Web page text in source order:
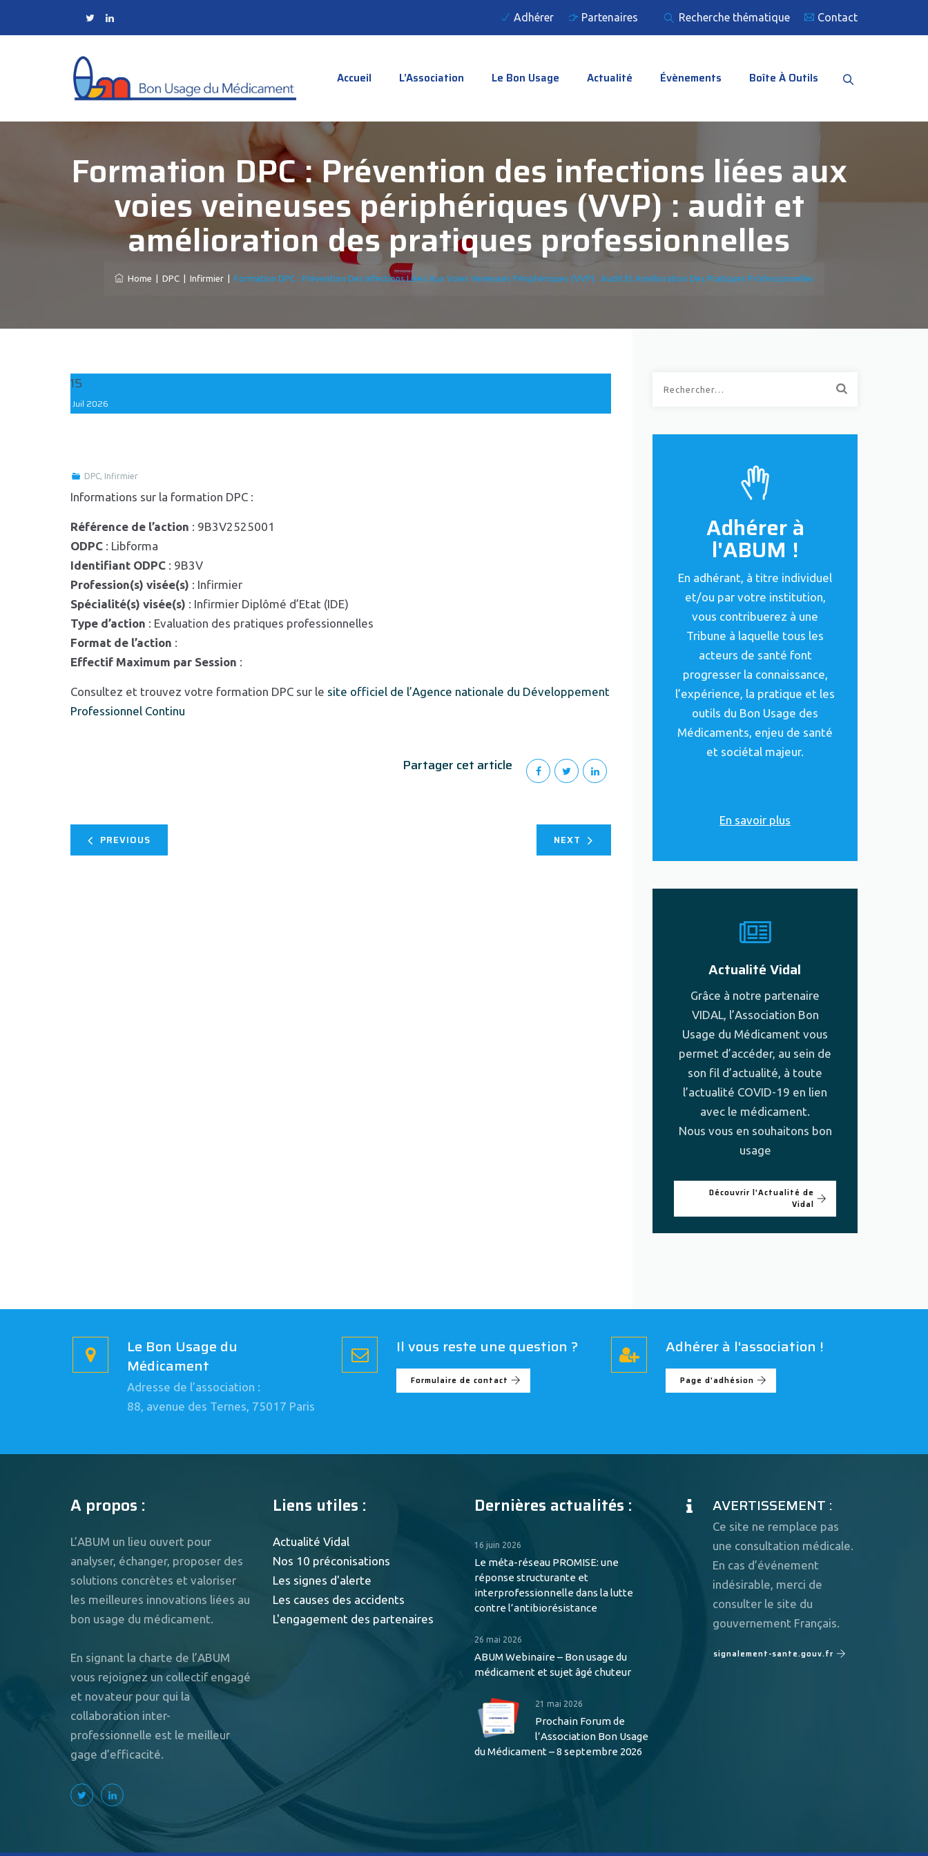
Adhérer Partenaires Recherche thématique Contact
Accueil L’Association Le Bon Usage Actualité Évènements Boîte À Outils
Formation DPC : Prévention des infections liées aux
voies veineuses périphériques (VVP) : audit et
amélioration des pratiques professionnelles
Home DPC| Infirmier| Formation DPC : Prévention Des Infections Liées Aux Voies Veineuses Périphériques (VVP) : Audit Et Amélioration Des Pratiques Professionnelles
15
Juil 2026
DPC, Infirmier
Informations sur la formation DPC :
Référence de l’action : 9B3V2525001
ODPC : Libforma
Identifiant ODPC : 9B3V
Profession(s) visée(s) : Infirmier
Spécialité(s) visée(s) : Infirmier Diplômé d’Etat (IDE)
Type d’action : Evaluation des pratiques professionnelles
Format de l’action :
Effectif Maximum par Session :
Consultez et trouvez votre formation DPC sur le site officiel de l’Agence nationale du Développement
Professionnel Continu
Partager cet article
PREVIOUS NEXT
Adhérer à
l'ABUM !
En adhérant, à titre individuel
et/ou par votre institution,
vous contribuerez à une
Tribune à laquelle tous les
acteurs de santé font
progresser la connaissance,
l’expérience, la pratique et les
outils du Bon Usage des
Médicaments, enjeu de santé
et sociétal majeur.
En savoir plus
Actualité Vidal
Grâce à notre partenaire
VIDAL, l’Association Bon
Usage du Médicament vous
permet d’accéder, au sein de
son fil d’actualité, à toute
l’actualité COVID-19 en lien
avec le médicament.
Nous vous en souhaitons bon
usage
Découvrir l'Actualité de
Vidal
Le Bon Usage du
Médicament
Adresse de l’association :
88, avenue des Ternes, 75017 Paris
Il vous reste une question ?
Formulaire de contact
Adhérer à l'association !
Page d'adhésion
A propos :
L’ABUM un lieu ouvert pour
analyser, échanger, proposer des
solutions concrètes et valoriser
les meilleures innovations liées au
bon usage du médicament.
En signant la charte de l’ABUM
vous rejoignez un collectif engagé
et novateur pour qui la
collaboration inter-
professionnelle est le meilleur
gage d’efficacité.
Liens utiles :
Actualité Vidal
Nos 10 préconisations
Les signes d'alerte
Les causes des accidents
L'engagement des partenaires
Dernières actualités :
16 juin 2026
Le méta-réseau PROMISE: une
réponse structurante et
interprofessionnelle dans la lutte
contre l’antibiorésistance
26 mai 2026
ABUM Webinaire – Bon usage du
médicament et sujet âgé chuteur
21 mai 2026
Prochain Forum de
l’Association Bon Usage
du Médicament – 8 septembre 2026
AVERTISSEMENT :
Ce site ne remplace pas
une consultation médicale.
En cas d’événement
indésirable, merci de
consulter le site du
gouvernement Français.
signalement-sante.gouv.fr